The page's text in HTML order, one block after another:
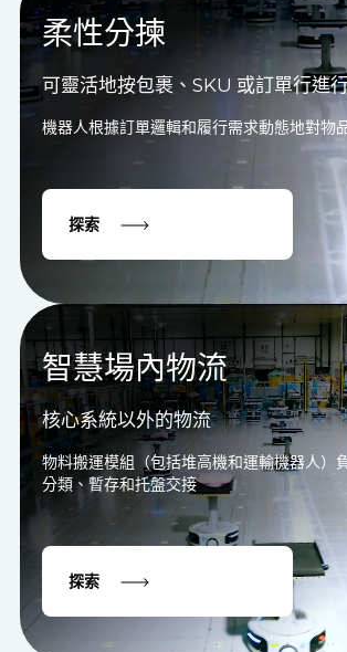
柔性分揀
可靈活地按包裹、SKU 或訂單行進
機器人根據訂單邏輯和履行需求動態地對物
探索
智慧場內物流
核心系統以外的物流
物料搬運模組（包括堆高機和運輸機器人）
分類、暫存和托盤交接
探索